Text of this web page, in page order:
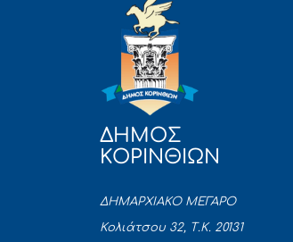
ΔΗΜΟΣ
ΚΟΡΙΝΘΙΩΝ
ΔΗΜΑΡΧΙΑΚΟ ΜΕΓΑΡΟ
Κολιάτσου 32, Τ.Κ. 20131